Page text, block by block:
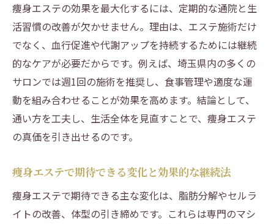
理
エステとセルフケアで相乗効果を生むコツ
エステ選びで美容と健康を両立させる秘策
エステ活用で継続的な美しさを手に入れる
方法
エステ体験を理想の自分作りに生かすアイ
デア
痩身エステの効果を最大化するには、定期的な通院と生
活習慣の改善が欠かせません。理由は、エステ施術だけ
でなく、血行促進や代謝アップを持続するためには継続
的なケアが必要だからです。例えば、埼玉県内の多くの
サロンでは週1回の施術を推奨し、食事管理や適度な運
動を組み合わせることが効果を高めます。結論として、
通い方を工夫し、生活全体を見直すことで、痩身エステ
の真価を引き出せるのです。
痩身エステで期待できる変化と効果的な継続法
痩身エステで期待できる主な変化は、脂肪分解やセルラ
イトの改善、体型の引き締めです。これらは専門のマシ